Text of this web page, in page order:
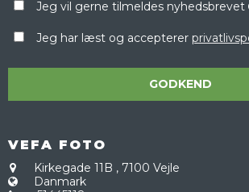
Jeg vil gerne tilmeldes nyhedsbrevet
Jeg har læst og accepterer
GODKEND
VEFA FOTO
Kirkegade 11B , 7100 Vejle
Danmark